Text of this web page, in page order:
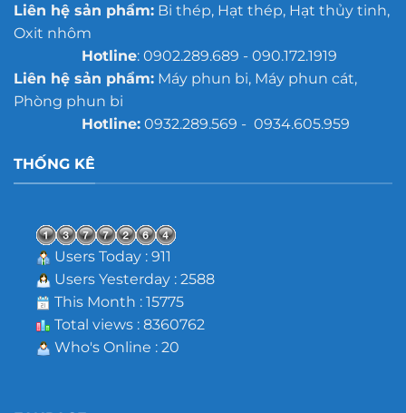
Liên hệ sản phẩm:Bi thép, Hạt thép, Hạt thủy tinh,
Oxit nhôm
Hotline: 0902.289.689 - 090.172.1919
Liên hệ sản phẩm:Máy phun bi, Máy phun cát,
Phòng phun bi
Hotline:0932.289.569 - 0934.605.959
THỐNG KÊ
Users Today : 911
Users Yesterday : 2588
This Month : 15775
Total views : 8360762
Who's Online : 20